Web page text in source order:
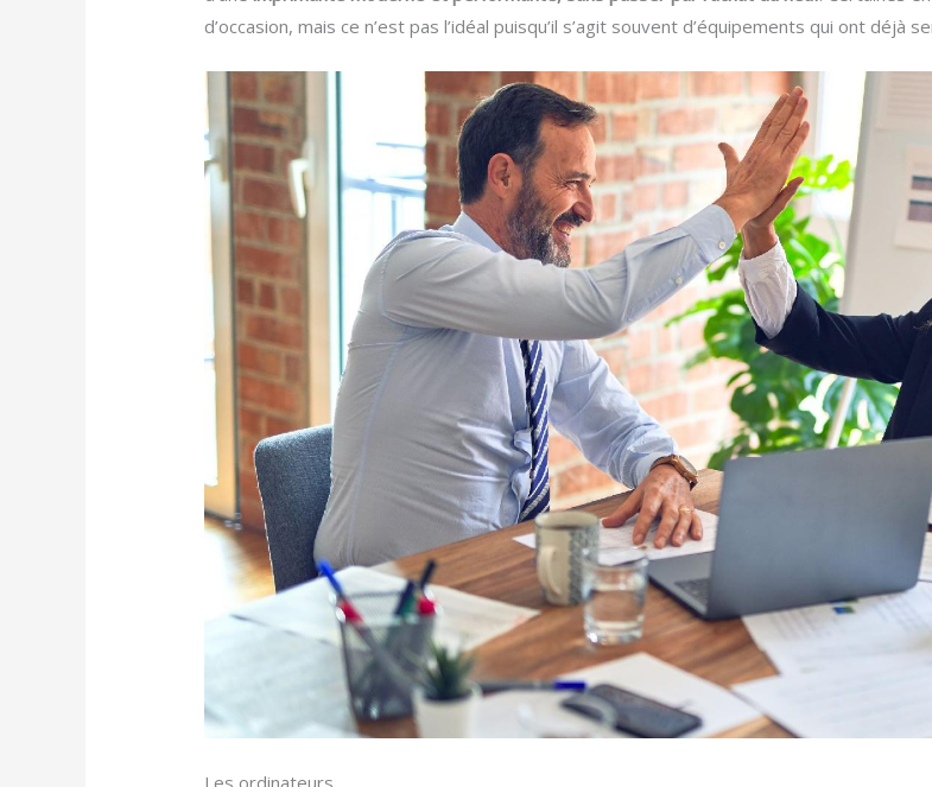
d’occasion, mais ce n’est pas l’idéal puisqu’il s’agit souvent d’équipements qui ont
Les ordinateurs